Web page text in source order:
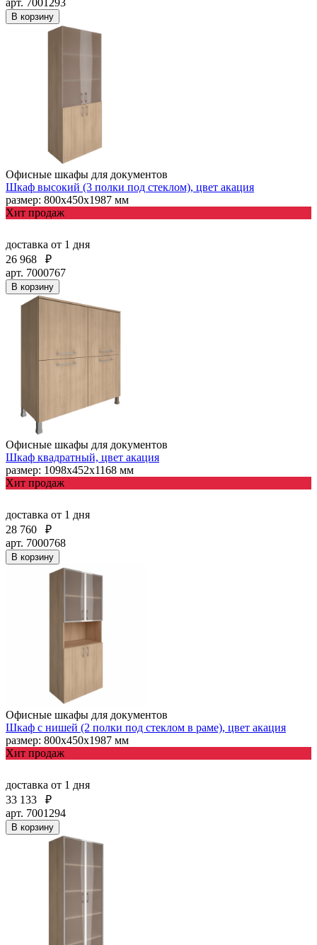
В корзину
Офисные шкафы для документов
Шкаф высокий (3 полки под стеклом), цвет акация
размер: 800х450х1987 мм
Хит продаж
доставка от 1 дня
26 968
₽
арт. 7000767
В корзину
Офисные шкафы для документов
Шкаф квадратный, цвет акация
размер: 1098х452х1168 мм
Хит продаж
доставка от 1 дня
28 760
₽
арт. 7000768
В корзину
Офисные шкафы для документов
Шкаф с нишей (2 полки под стеклом в раме), цвет акация
размер: 800х450х1987 мм
Хит продаж
доставка от 1 дня
33 133
₽
арт. 7001294
В корзину